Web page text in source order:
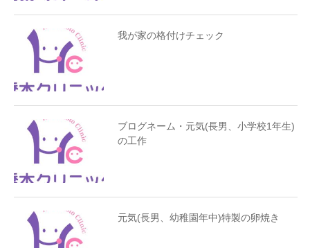
我が家の格付けチェック
ブログネーム・元気(長男、小学校1年生)
の工作
元気(長男、幼稚園年中)特製の卵焼き